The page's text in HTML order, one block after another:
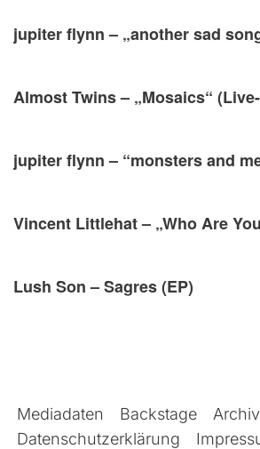
jupiter flynn – „another sad
Almost Twins – „Mosaics“
jupiter flynn – “monsters and
Vincent Littlehat – „Who Are
Lush Son – Sagres (EP)
Mediadaten Backstage
Archiv
Datenschutzerklärung